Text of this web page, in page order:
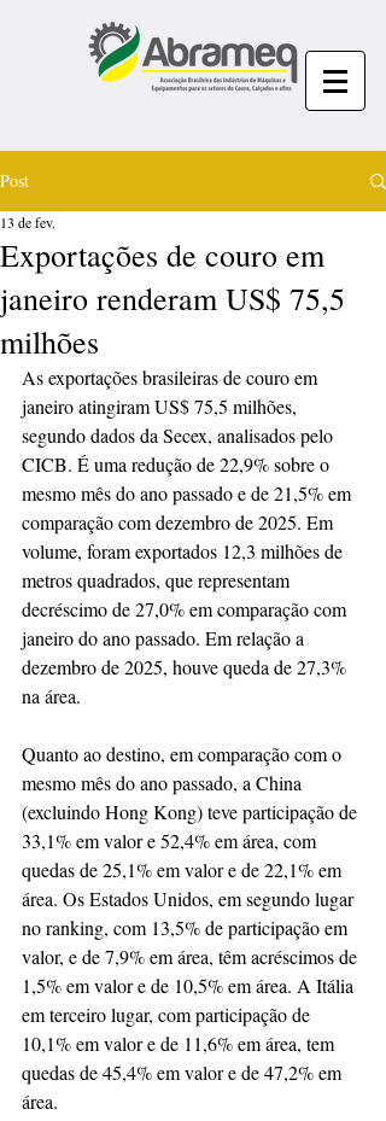
Post
Exportações de couro em
janeiro renderam US$ 75,5
milhões
13 de fev.
As exportações brasileiras de couro em
janeiro atingiram US$ 75,5 milhões,
segundo dados da Secex, analisados pelo
CICB. É uma redução de 22,9% sobre o
mesmo mês do ano passado e de 21,5% em
comparação com dezembro de 2025. Em
volume, foram exportados 12,3 milhões de
metros quadrados, que representam
decréscimo de 27,0% em comparação com
janeiro do ano passado. Em relação a
dezembro de 2025, houve queda de 27,3%
na área.
Quanto ao destino, em comparação com o
mesmo mês do ano passado, a China
(excluindo Hong Kong) teve participação de
33,1% em valor e 52,4% em área, com
quedas de 25,1% em valor e de 22,1% em
área. Os Estados Unidos, em segundo lugar
no ranking, com 13,5% de participação em
valor, e de 7,9% em área, têm acréscimos de
1,5% em valor e de 10,5% em área. A Itália
em terceiro lugar, com participação de
10,1% em valor e de 11,6% em área, tem
quedas de 45,4% em valor e de 47,2% em
área.